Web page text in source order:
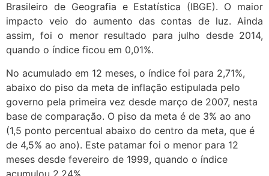
Brasileiro de Geografia e Estatística (IBGE). O maior
impacto veio do aumento das contas de luz. Ainda
assim, foi o menor resultado para julho desde 2014,
quando o índice ficou em 0,01%.
No acumulado em 12 meses, o índice foi para 2,71%,
abaixo do piso da meta de inflação estipulada pelo
governo pela primeira vez desde março de 2007, nesta
base de comparação. O piso da meta é de 3% ao ano
(1,5 ponto percentual abaixo do centro da meta, que é
de 4,5% ao ano). Este patamar foi o menor para 12
meses desde fevereiro de 1999, quando o índice
acumulou 2,24%.